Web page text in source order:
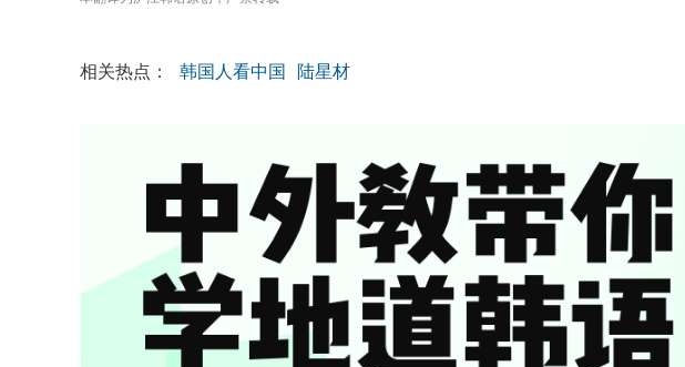
相关热点： 韩国人看中国 陆星材